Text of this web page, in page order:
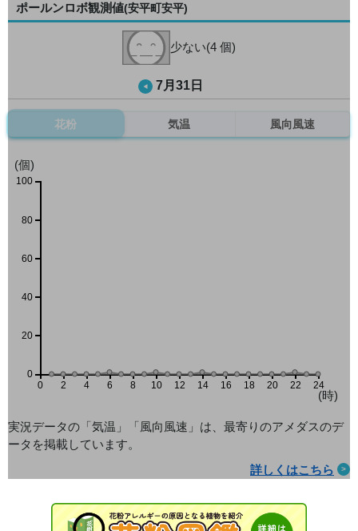
ポールンロボ観測値(安平町安平)
少ない(4 個)
7月31日
花粉 気温 風向風速
0 2 4 6 8 10 12 14 16 18 20 22 24
(個)
(時)
0
20
40
60
80
100
実況データの「気温」「風向風速」は、最寄りのアメダスのデ
ータを掲載しています。
詳しくはこちら